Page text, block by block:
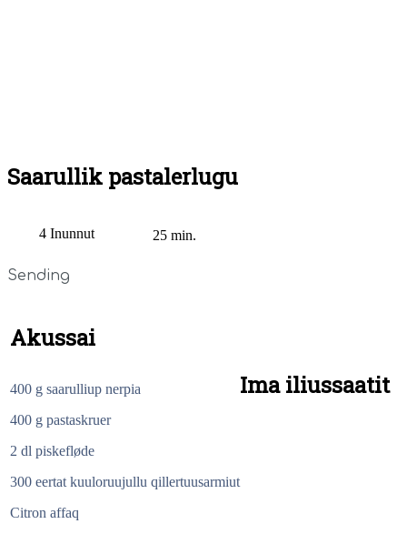
Saarullik pastalerlugu
4 Inunnut 25 min.
Sending
Akussai
400 g saarulliup nerpia
400 g pastaskruer
2 dl piskefløde
300 eertat kuuloruujullu qillertuusarmiut
Citron affaq
Ima iliussaatit